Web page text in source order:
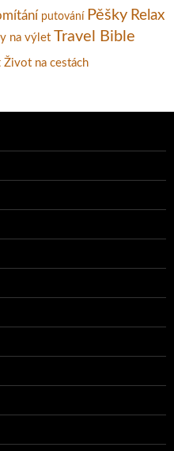
putování Pěšky Relax
na výlet Travel Bible
Život na cestách